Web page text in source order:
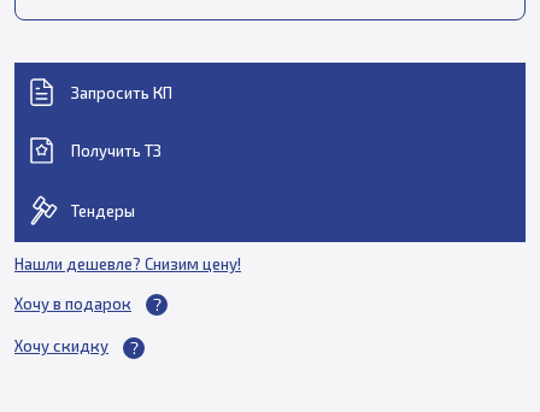
Запросить КП
Получить ТЗ
Тендеры
Нашли дешевле? Снизим цену!
Хочу в подарок
Хочу скидку